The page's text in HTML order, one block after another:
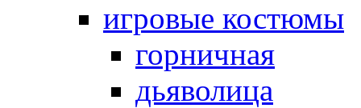
игровые костюмы
горничная
дьяволица